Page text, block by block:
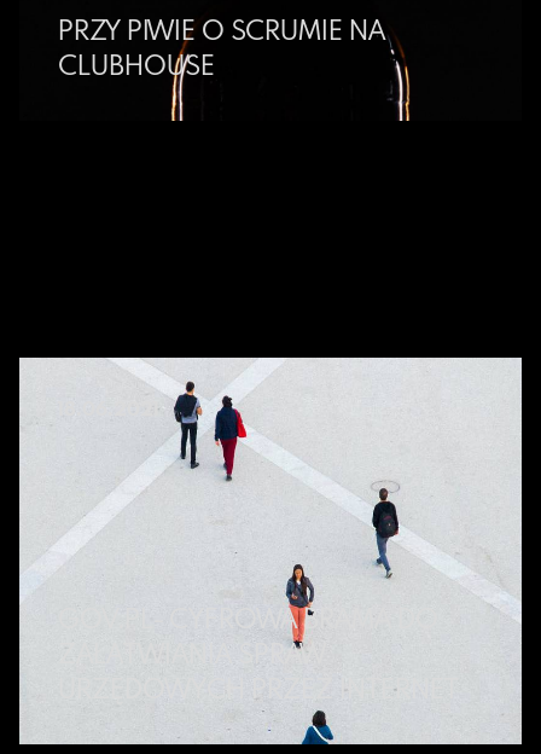
PRZY PIWIE O SCRUMIE NA
CLUBHOUSE
18.06.2021
GOV.PL- CYFROWA BRAMA DO
ZAŁATWIANIA SPRAW
URZĘDOWYCH PRZEZ INTERNET